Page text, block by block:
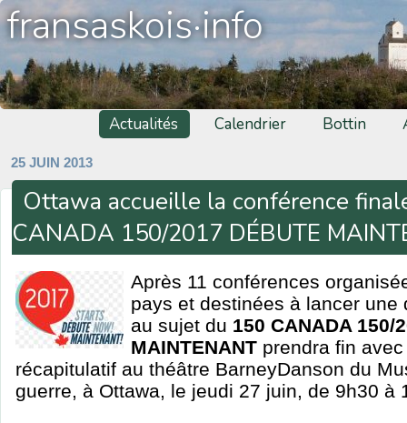
fransaskois·info
Actualités Calendrier Bottin
25 JUIN 2013
Ottawa accueille la conférence
CANADA 150/2017 DÉBUTE
Après 11 conférences
pays et destinées à lancer une
au sujet du 150 CANADA 150/
MAINTENANT prendra fin
récapitulatif au théâtre BarneyDanson du
guerre, à Ottawa, le jeudi 27 juin, de 9h30 à